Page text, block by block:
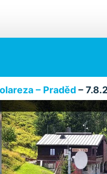
– Praděd–